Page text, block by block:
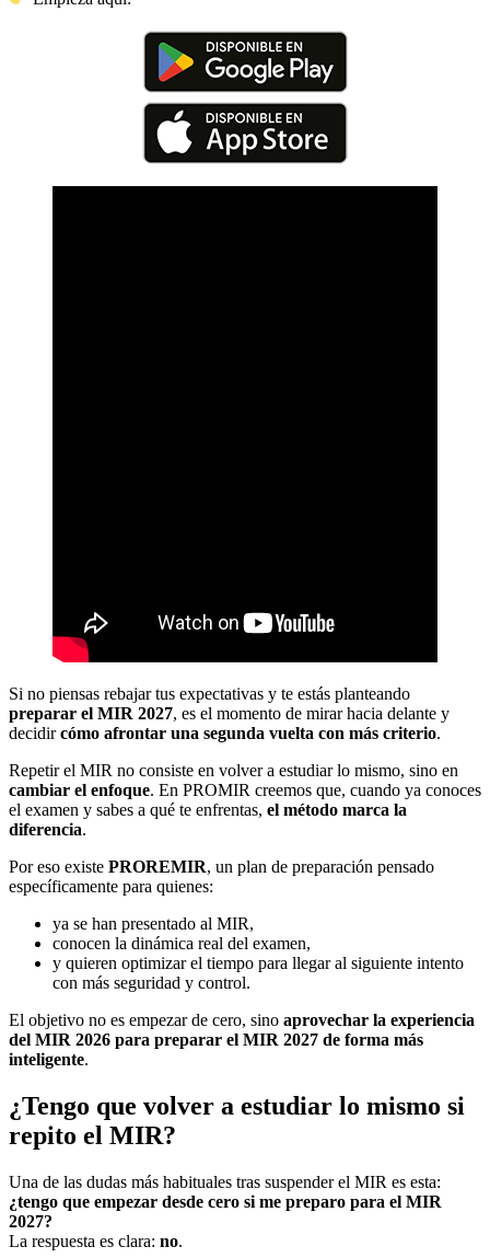
Si no piensas rebajar tus expectativas y te estás planteando
preparar el MIR 2027, es el momento de mirar hacia delante y
decidircómo afrontar una segunda vuelta con más criterio.
Repetir el MIR no consiste en volver a estudiar lo mismo, sino en
cambiar el enfoque. En PROMIR creemos que, cuando ya conoces
el examen y sabes a qué te enfrentas, el método marca la
diferencia.
Por eso existe PROREMIR, un plan de preparación pensado
específicamente para quienes:
ya se han presentado al MIR,
conocen la dinámica real del examen,
y quieren optimizar el tiempo para llegar al siguiente intento
con más seguridad y control.
El objetivo no es empezar de cero, sino aprovechar la experiencia
del MIR 2026 para preparar el MIR 2027 de forma más
inteligente.
¿Tengo que volver a estudiar lo mismo si
repito el MIR?
Una de las dudas más habituales tras suspender el MIR es esta:
¿tengo que empezar desde cero si me preparo para el MIR
2027?
La respuesta es clara: no.